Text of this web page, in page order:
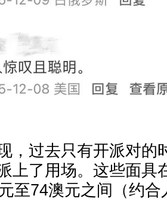
，过去只有开派对的
上了用场。这些面具
至74澳元之间（约